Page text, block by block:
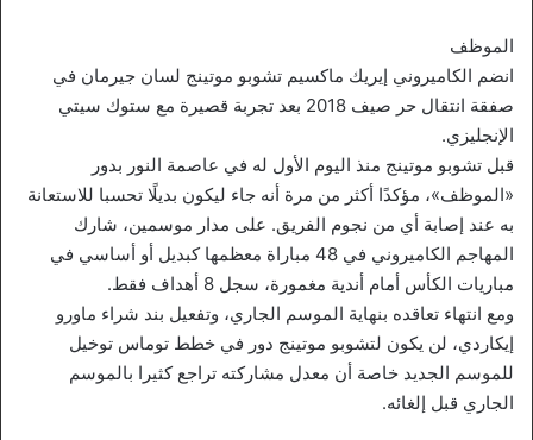
الموظف
انضم الكاميروني إيريك ماكسيم تشوبو موتينج لسان جيرمان في
صفقة انتقال حر صيف 2018 بعد تجربة قصيرة مع ستوك سيتي
الإنجليزي.
قبل تشوبو موتينج منذ اليوم الأول له في عاصمة النور بدور
«الموظف»، مؤكدًا أكثر من مرة أنه جاء ليكون بديلًا تحسبا للاستعانة
به عند إصابة أي من نجوم الفريق. على مدار موسمين، شارك
المهاجم الكاميروني في 48 مباراة معظمها كبديل أو أساسي في
مباريات الكأس أمام أندية مغمورة، سجل 8 أهداف فقط.
ومع انتهاء تعاقده بنهاية الموسم الجاري، وتفعيل بند شراء ماورو
إيكاردي، لن يكون لتشوبو موتينج دور في خطط توماس توخيل
للموسم الجديد خاصة أن معدل مشاركته تراجع كثيرا بالموسم
الجاري قبل إلغائه.